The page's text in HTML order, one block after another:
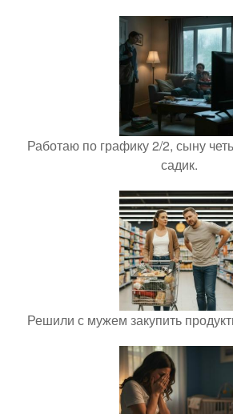
Работаю по графику 2/2, сыну
садик.
Решили с мужем закупить